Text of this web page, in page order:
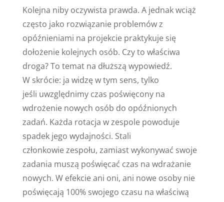
Kolejna niby oczywista prawda. A jednak wciąż
często jako rozwiązanie problemów z
opóźnieniami na projekcie praktykuje się
dołożenie kolejnych osób. Czy to właściwa
droga? To temat na dłuższą wypowiedź.
W skrócie: ja widzę w tym sens, tylko
jeśli uwzględnimy czas poświęcony na
wdrożenie nowych osób do opóźnionych
zadań. Każda rotacja w zespole powoduje
spadek jego wydajności. Stali
członkowie zespołu, zamiast wykonywać swoje
zadania muszą poświęcać czas na wdrażanie
nowych. W efekcie ani oni, ani nowe osoby nie
poświęcają 100% swojego czasu na właściwą